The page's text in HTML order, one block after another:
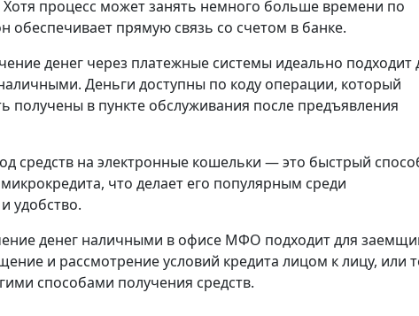
процесс может занять немного больше времени по
обеспечивает прямую связь со счетом в банке.
денег через платежные системы идеально подходит
Деньги доступны по коду операции, который
получены в пункте обслуживания после предъявления
средств на электронные кошельки — это быстрый
что делает его популярным среди
удобство.
денег наличными в офисе МФО подходит для
и рассмотрение условий кредита лицом к лицу, или
способами получения средств.